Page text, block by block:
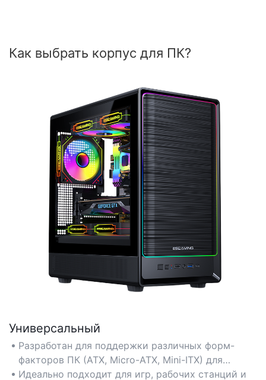
Как выбрать корпус для ПК?
Универсальный
Разработан для поддержки различных форм-
факторов ПК (ATX, Micro-ATX, Mini-ITX) для
гибкой конфигурации.
Идеально подходит для игр, рабочих станций и